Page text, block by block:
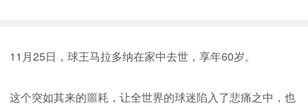
11月25日，球王马拉多纳在家中去世，享年60岁。
这个突如其来的噩耗，让全世界的球迷陷入了悲痛之中，也